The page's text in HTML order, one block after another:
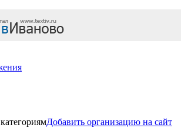
Добавить организацию на сайт